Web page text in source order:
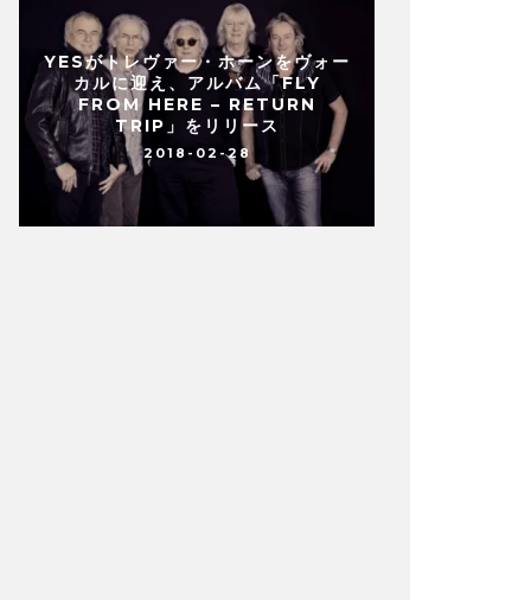
YESがトレヴァー・ホーンをヴォー
カルに迎え、アルバム「FLY
FROM HERE – RETURN
TRIP」をリリース
2018-02-28